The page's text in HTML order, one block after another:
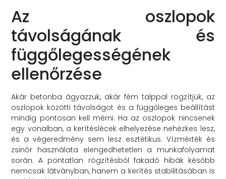
Az oszlopok
távolságának és
függőlegességének
ellenőrzése
Akár betonba ágyazzuk, akár fém talppal rögzítjük, az
oszlopok közötti távolságot és a függőleges beállítást
mindig pontosan kell mérni. Ha az oszlopok nincsenek
egy vonalban, a kerítéslécek elhelyezése nehézkes lesz,
és a végeredmény sem lesz esztétikus. Vízmérték és
zsinór használata elengedhetetlen a munkafolyamat
során. A pontatlan rögzítésből fakadó hibák később
nemcsak látványban, hanem a kerítés stabilitásában is